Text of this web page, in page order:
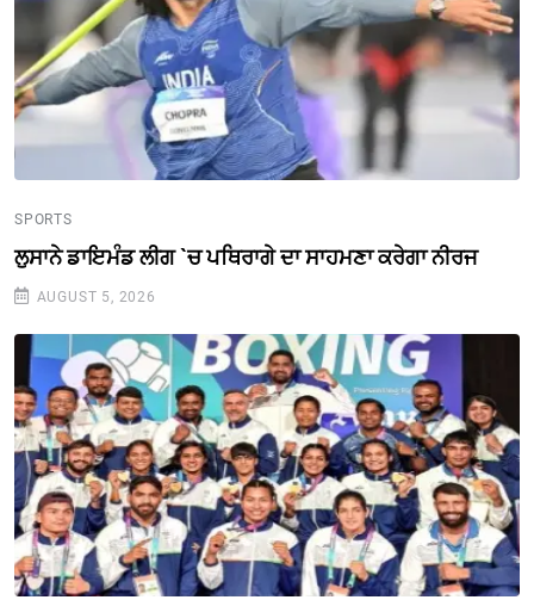
SPORTS
ਲੁਸਾਨੇ ਡਾਇਮੰਡ ਲੀਗ `ਚ ਪਥਿਰਾਗੇ ਦਾ ਸਾਹਮਣਾ ਕਰੇਗਾ ਨੀਰਜ
AUGUST 5, 2026